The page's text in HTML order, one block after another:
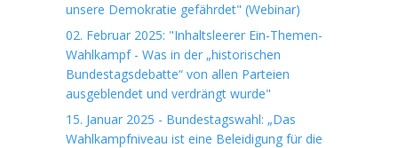
unsere Demokratie gefährdet" (Webinar)
02. Februar 2025: "Inhaltsleerer Ein-Themen-
Wahlkampf - Was in der „historischen
Bundestagsdebatte“ von allen Parteien
ausgeblendet und verdrängt wurde"
15. Januar 2025 - Bundestagswahl: „Das
Wahlkampfniveau ist eine Beleidigung für die